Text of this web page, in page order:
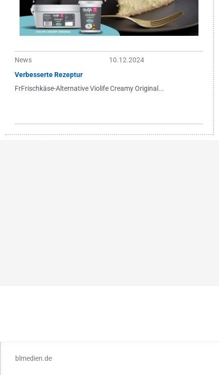
News
10.12.2024
Verbesserte Rezeptur
FrFrischkäse-Alternative Violife Creamy Original...
blmedien.de